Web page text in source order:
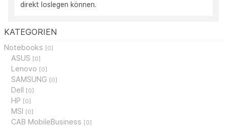
KATEGORIEN
Notebooks [0]
ASUS [0]
Lenovo [0]
SAMSUNG [0]
Dell [0]
HP [0]
MSI [0]
CAB MobileBusiness [0]
direkt loslegen können.